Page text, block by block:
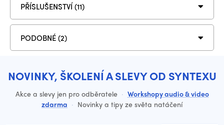
PŘÍSLUŠENSTVÍ (11)
PODOBNÉ (2)
NOVINKY, ŠKOLENÍ A SLEVY OD SYNTEXU
Akce a slevy jen pro odběratele · Workshopy audio & video
zdarma · Novinky a tipy ze světa natáčení